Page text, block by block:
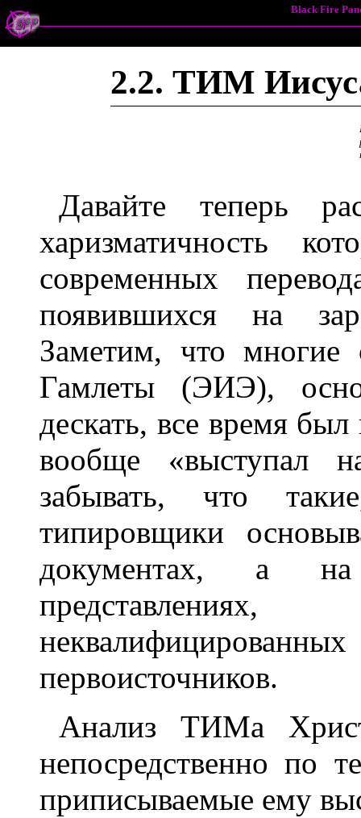
Black Fire
2.2. ТИМ
Давайте теперь
харизматичность
современных
появившихся на
Заметим, что
Гамлеты (ЭИЭ),
дескать, все время
вообще «выступал
забывать, что
типировщики
документах, а
первоисточников.
Анализ ТИМа
непосредственно по
приписываемые ему